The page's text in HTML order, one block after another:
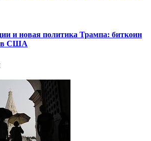
и новая политика Трампа: биткоин
в США